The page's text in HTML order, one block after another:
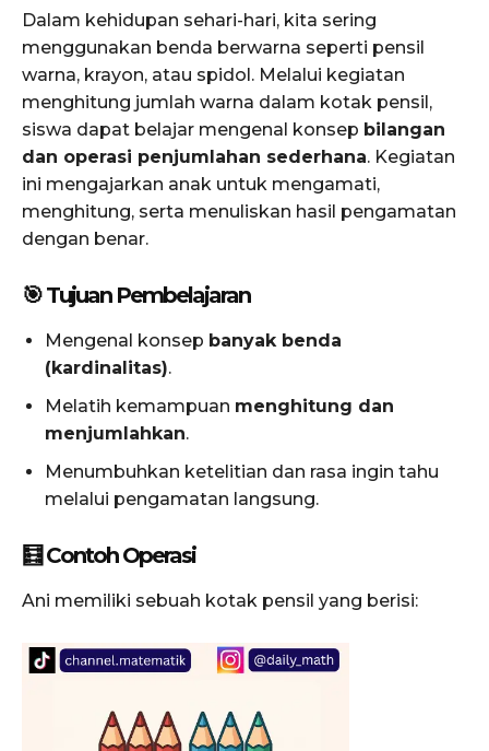
Dalam kehidupan sehari-hari, kita sering
menggunakan benda berwarna seperti pensil
warna, krayon, atau spidol. Melalui kegiatan
menghitung jumlah warna dalam kotak pensil,
siswa dapat belajar mengenal konsep bilangan
dan operasi penjumlahan sederhana. Kegiatan
ini mengajarkan anak untuk mengamati,
menghitung, serta menuliskan hasil pengamatan
dengan benar.
🎯 Tujuan Pembelajaran
Mengenal konsep banyak benda
(kardinalitas).
Melatih kemampuan menghitung dan
menjumlahkan.
Menumbuhkan ketelitian dan rasa ingin tahu
melalui pengamatan langsung.
🧮 Contoh Operasi
Ani memiliki sebuah kotak pensil yang berisi: